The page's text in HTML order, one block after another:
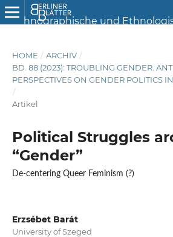
HOME / ARCHIV /
BD. 88 (2023): TROUBLING GENDER.
PERSPECTIVES ON GENDER POLITICS
/
Artikel
Political Struggles
“Gender”
De-centering Queer Feminism (?)
Erzsébet Barát
University of Szeged